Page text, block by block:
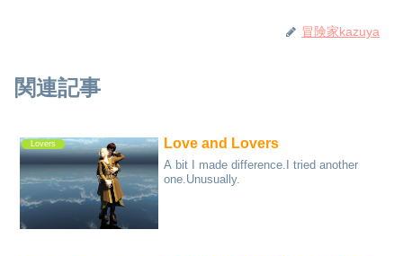
冒険家kazuya
関連記事
Lovers Love and Lovers
A bit I made difference.I tried another
one.Unusually.